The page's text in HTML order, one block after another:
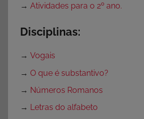
→ Atividades para o 2º ano.
Disciplinas:
→ Vogais
→ O que é substantivo?
→ Números Romanos
→ Letras do alfabeto